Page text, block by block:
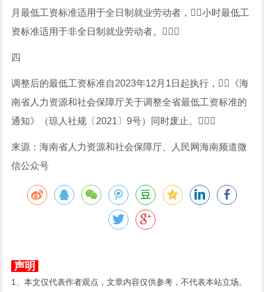
月最低工资标准适用于全日制就业劳动者，小时最低工
资标准适用于非全日制就业劳动者。
四
调整后的最低工资标准自2023年12月1日起执行，《海
南省人力资源和社会保障厅关于调整全省最低工资标准的
通知》（琼人社规〔2021〕9号）同时废止。
来源：海南省人力资源和社会保障厅、人民网海南频道微
信公众号
声明
1、本文仅代表作者观点，文章内容仅供参考，不代表本站立场。